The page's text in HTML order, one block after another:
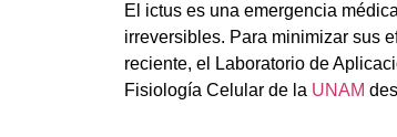
El ictus es una emergencia
irreversibles. Para minimizar sus
reciente, el Laboratorio de
Fisiología Celular de la UNAM